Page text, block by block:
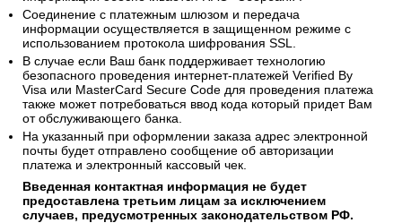
Соединение с платежным шлюзом и передача
информации осуществляется в защищенном режиме с
использованием протокола шифрования SSL.
В случае если Ваш банк поддерживает технологию
безопасного проведения интернет-платежей Verified By
Visa или MasterCard Secure Code для проведения платежа
также может потребоваться ввод кода который придет Вам
от обслуживающего банка.
На указанный при оформлении заказа адрес электронной
почты будет отправлено сообщение об авторизации
платежа и электронный кассовый чек.
Введенная контактная информация не будет
предоставлена третьим лицам за исключением
случаев, предусмотренных законодательством РФ.